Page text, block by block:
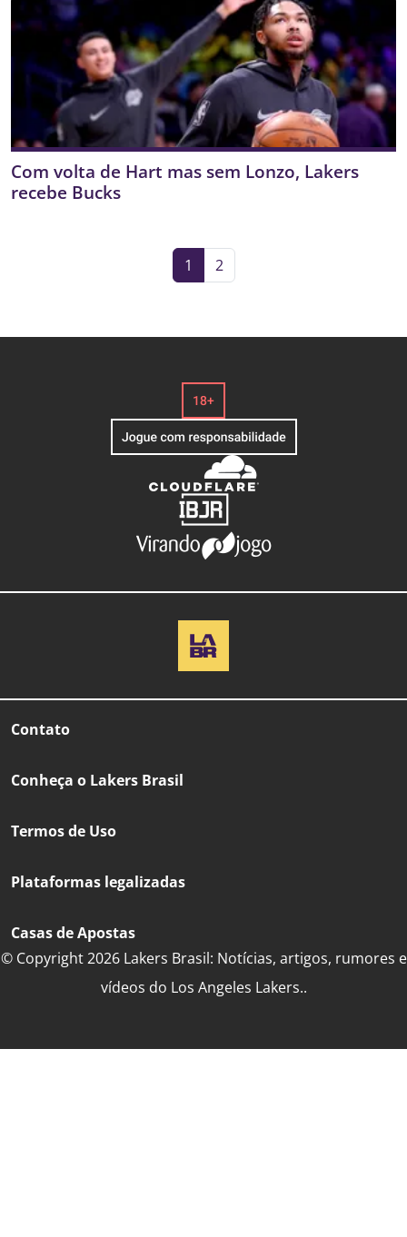
Com volta de Hart mas sem Lonzo, Lakers
recebe Bucks
1 2
Contato
Conheça o Lakers Brasil
Termos de Uso
Plataformas legalizadas
Casas de Apostas
© Copyright 2026 Lakers Brasil: Notícias, artigos, rumores e
vídeos do Los Angeles Lakers..